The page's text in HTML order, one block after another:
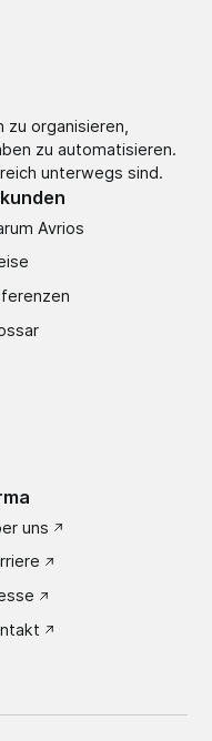
organisieren,
zu automatisieren.
unterwegs sind.
Avrios
uns